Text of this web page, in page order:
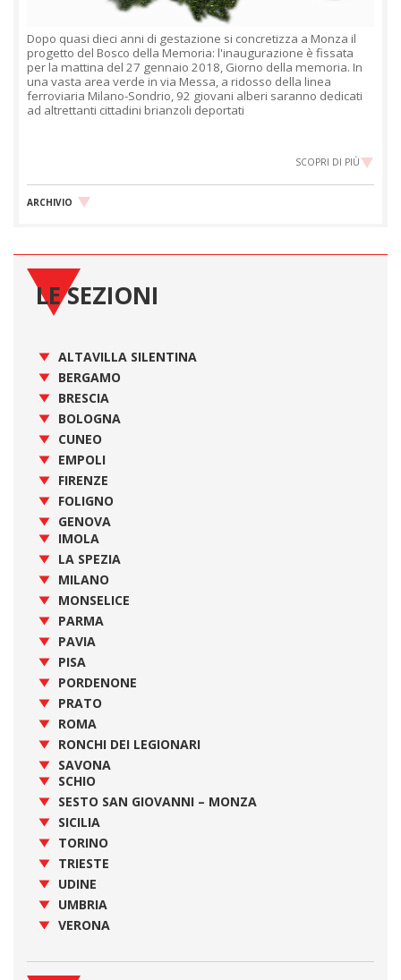
Dopo quasi dieci anni di gestazione si concretizza a Monza il
progetto del Bosco della Memoria: l'inaugurazione è fissata
per la mattina del 27 gennaio 2018, Giorno della memoria. In
una vasta area verde in via Messa, a ridosso della linea
ferroviaria Milano-Sondrio, 92 giovani alberi saranno dedicati
ad altrettanti cittadini brianzoli deportati
SCOPRI DI PIÙ
ARCHIVIO
LE SEZIONI
ALTAVILLA SILENTINA
BERGAMO
BRESCIA
BOLOGNA
CUNEO
EMPOLI
FIRENZE
FOLIGNO
GENOVA
IMOLA
LA SPEZIA
MILANO
MONSELICE
PARMA
PAVIA
PISA
PORDENONE
PRATO
ROMA
RONCHI DEI LEGIONARI
SAVONA
SCHIO
SESTO SAN GIOVANNI – MONZA
SICILIA
TORINO
TRIESTE
UDINE
UMBRIA
VERONA